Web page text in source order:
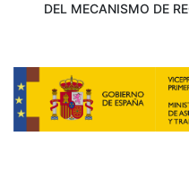
DEL MECANISMO DE